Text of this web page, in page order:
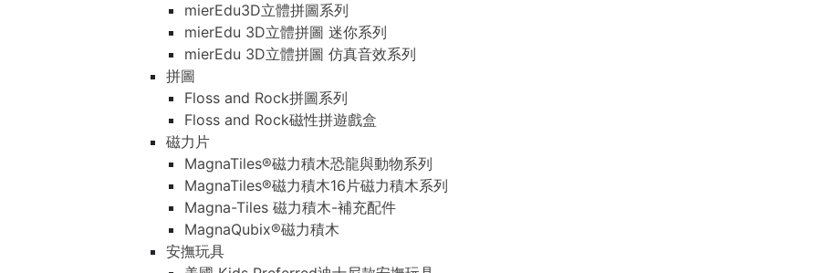
mierEdu3D立體拼圖系列
mierEdu 3D立體拼圖 迷你系列
mierEdu 3D立體拼圖 仿真音效系列
拼圖
Floss and Rock拼圖系列
Floss and Rock磁性拼遊戲盒
磁力片
MagnaTiles®磁力積木恐龍與動物系列
MagnaTiles®磁力積木16片磁力積木系列
Magna-Tiles 磁力積木-補充配件
MagnaQubix®磁力積木
安撫玩具